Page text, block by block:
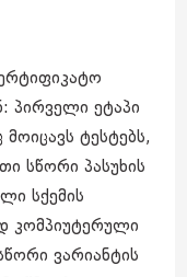
პირველი ეტაპი
ტესტებს,
სწორი პასუხის
სქემის
კომპიუტერული
ვარიანტის